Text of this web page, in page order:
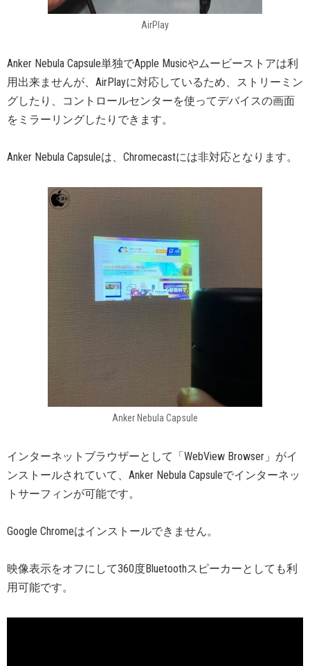
AirPlay
Anker Nebula Capsule単独でApple Musicやムービーストアは利
用出来ませんが、AirPlayに対応しているため、ストリーミン
グしたり、コントロールセンターを使ってデバイスの画面
をミラーリングしたりできます。
Anker Nebula Capsuleは、Chromecastには非対応となります。
Anker Nebula Capsule
インターネットブラウザーとして「WebView Browser」がイ
ンストールされていて、Anker Nebula Capsuleでインターネッ
トサーフィンが可能です。
Google Chromeはインストールできません。
映像表示をオフにして360度Bluetoothスピーカーとしても利
用可能です。